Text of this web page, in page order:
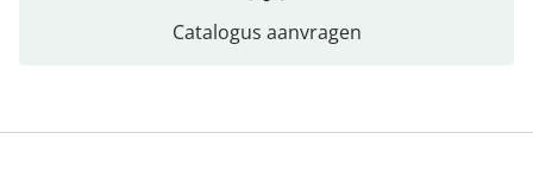
Catalogus aanvragen